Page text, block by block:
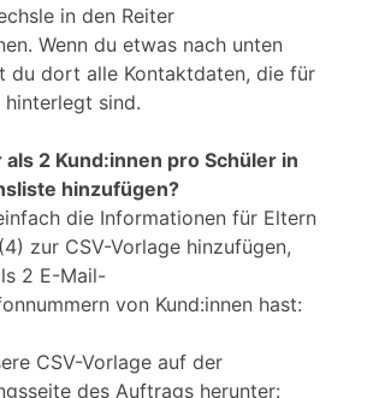
in den Reiter
Wenn du etwas nach unten
du dort alle Kontaktdaten, die für
sind.
als 2 Kund:innen pro Schüler in
hinzufügen?
die Informationen für Eltern
zur CSV-Vorlage hinzufügen,
2 E-Mail-
von Kund:innen hast:
CSV-Vorlage auf der
des Auftrags herunter: